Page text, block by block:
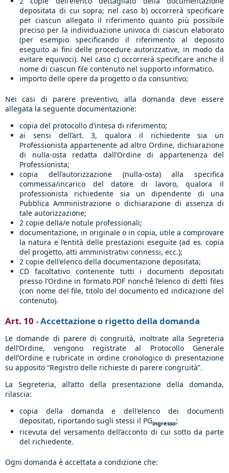
depositata di cui sopra; nel caso b) occorrerà specificare
per ciascun allegato il riferimento quanto più possibile
preciso per la individuazione univoca di ciascun elaborato
(per esempio specificando il riferimento al deposito
eseguito ai fini delle procedure autorizzative, in modo da
evitare equivoci). Nel caso c) occorrerà specificare anche il
nome di ciascun file contenuto nel supporto informatico.
importo delle opere da progetto o da consuntivo;
Nei casi di parere preventivo, alla domanda deve essere
allegata la seguente documentazione:
copia del protocollo d’intesa di riferimento;
ai sensi dell’art. 3, qualora il richiedente sia un
Professionista appartenente ad altro Ordine, dichiarazione
di nulla-osta redatta dall’Ordine di appartenenza del
Professionista;
copia dell’autorizzazione (nulla-osta) alla specifica
commessa/incarico del datore di lavoro, qualora il
professionista richiedente sia un dipendente di una
Pubblica Amministrazione o dichiarazione di assenza di
tale autorizzazione;
2 copie della/e notule professionali;
documentazione, in originale o in copia, utile a comprovare
la natura e l’entità delle prestazioni eseguite (ad es. copia
del progetto, atti amministrativi connessi, ecc.);
2 copie dell'elenco della documentazione depositata;
CD facoltativo contenente tutti i documenti depositati
presso l’Ordine in formato PDF nonché l’elenco di detti files
(con nome del file, titolo del documento ed indicazione del
contenuto).
Art. 10 - Accettazione o rigetto della domanda
Le domande di parere di congruità, inoltrate alla Segreteria
dell’Ordine, vengono registrate al Protocollo Generale
dell’Ordine e rubricate in ordine cronologico di presentazione
su apposito “Registro delle richieste di parere congruità”.
La Segreteria, all’atto della presentazione della domanda,
rilascia:
copia della domanda e dell'elenco dei documenti
depositati, riportando sugli stessi il PGingresso;
ricevuta del versamento dell’acconto di cui sotto da parte
del richiedente.
Ogni domanda è accettata a condizione che: